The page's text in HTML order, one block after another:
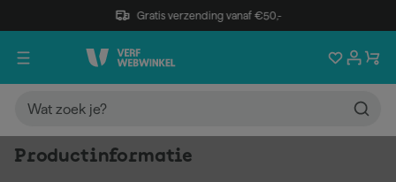
Gratis verzending vanaf €50,-
Productinformatie